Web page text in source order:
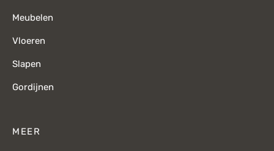
Meubelen
Vloeren
Slapen
Gordijnen
MEER